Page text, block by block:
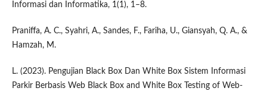
Informasi dan Informatika, 1(1), 1–8.
Praniffa, A. C., Syahri, A., Sandes, F., Fariha, U., Giansyah, Q. A., &
Hamzah, M.
L. (2023). Pengujian Black Box Dan White Box Sistem Informasi
Parkir Berbasis Web Black Box and White Box Testing of Web-